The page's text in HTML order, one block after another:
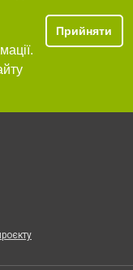
Прийняти